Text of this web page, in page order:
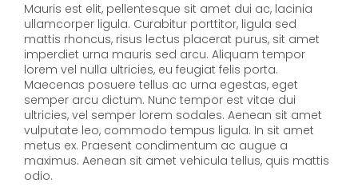
Mauris est elit, pellentesque sit amet dui ac, lacinia
ullamcorper ligula. Curabitur porttitor, ligula sed
mattis rhoncus, risus lectus placerat purus, sit amet
imperdiet urna mauris sed arcu. Aliquam tempor
lorem vel nulla ultricies, eu feugiat felis porta.
Maecenas posuere tellus ac urna egestas, eget
semper arcu dictum. Nunc tempor est vitae dui
ultricies, vel semper lorem sodales. Aenean sit amet
vulputate leo, commodo tempus ligula. In sit amet
metus ex. Praesent condimentum ac augue a
maximus. Aenean sit amet vehicula tellus, quis mattis
odio.